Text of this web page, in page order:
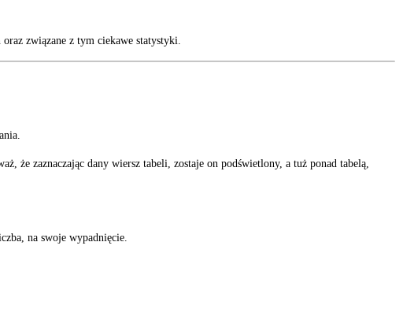
związane z tym ciekawe statystyki.
że zaznaczając dany wiersz tabeli, zostaje on podświetlony, a tuż ponad tabelą,
na swoje wypadnięcie.